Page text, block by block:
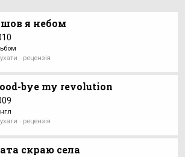
я небом
· рецензія
bye my revolution
· рецензія
скраю села